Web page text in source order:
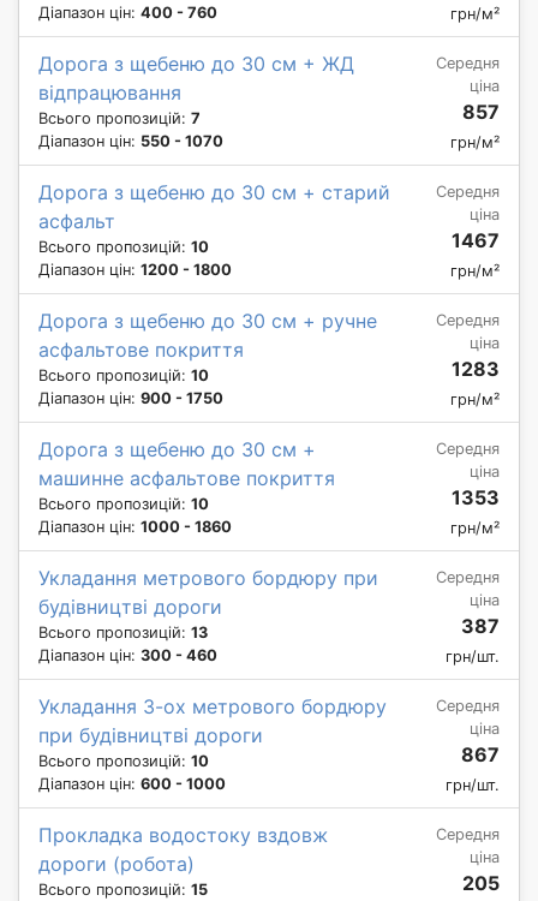
Діапазон цін: 400 - 760 грн/м²
Дорога з щебеню до 30 см + ЖД
відпрацювання
Всього пропозицій: 7
Діапазон цін: 550 - 1070
Середня
ціна
857
грн/м²
Дорога з щебеню до 30 см + старий
асфальт
Всього пропозицій: 10
Діапазон цін: 1200 - 1800
Середня
ціна
1467
грн/м²
Дорога з щебеню до 30 см + ручне
асфальтове покриття
Всього пропозицій: 10
Діапазон цін: 900 - 1750
Середня
ціна
1283
грн/м²
Дорога з щебеню до 30 см +
машинне асфальтове покриття
Всього пропозицій: 10
Діапазон цін: 1000 - 1860
Середня
ціна
1353
грн/м²
Укладання метрового бордюру при
будівництві дороги
Всього пропозицій: 13
Діапазон цін: 300 - 460
Середня
ціна
387
грн/шт.
Укладання 3-ох метрового бордюру
при будівництві дороги
Всього пропозицій: 10
Діапазон цін: 600 - 1000
Середня
ціна
867
грн/шт.
Прокладка водостоку вздовж
дороги (робота)
Всього пропозицій: 15
Середня
ціна
205